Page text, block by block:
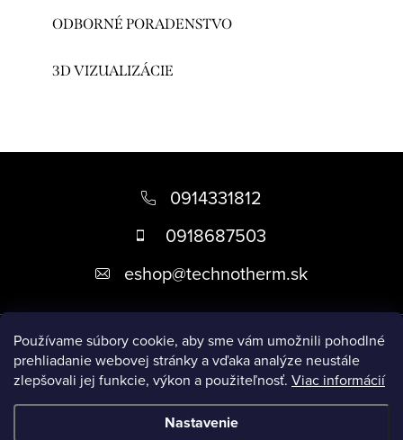
Používame súbory cookie, aby sme vám umožnili pohodlné
prehliadanie webovej stránky a vďaka analýze neustále
zlepšovali jej funkcie, výkon a použiteľnosť. Viac informácií
Nastavenie
ODBORNÉ PORADENSTVO
3D VIZUALIZÁCIE
i
0914331812
0918687503
eshop@technotherm.sk
Informácie
Prijímame online platby